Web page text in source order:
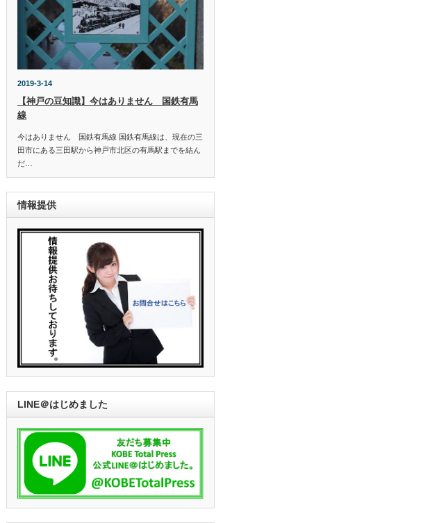
2019-3-14
【神戸の豆知識】今はありません 国鉄有馬
線
今はありません 国鉄有馬線 国鉄有馬線は、現在の三
田市にある三田駅から神戸市北区の有馬駅までを結ん
だ…
情報提供
LINE＠はじめました